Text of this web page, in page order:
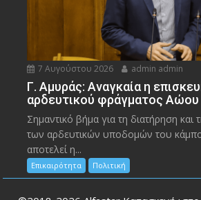
7 Αυγούστου 2026 admin admin
Γ. Αμυράς: Αναγκαία η
αρδευτικού φράγματος Αώου
Σημαντικό βήμα για τη διατήρηση και
των αρδευτικών υποδομών του
αποτελεί η...
Επικαιρότητα Πολιτική